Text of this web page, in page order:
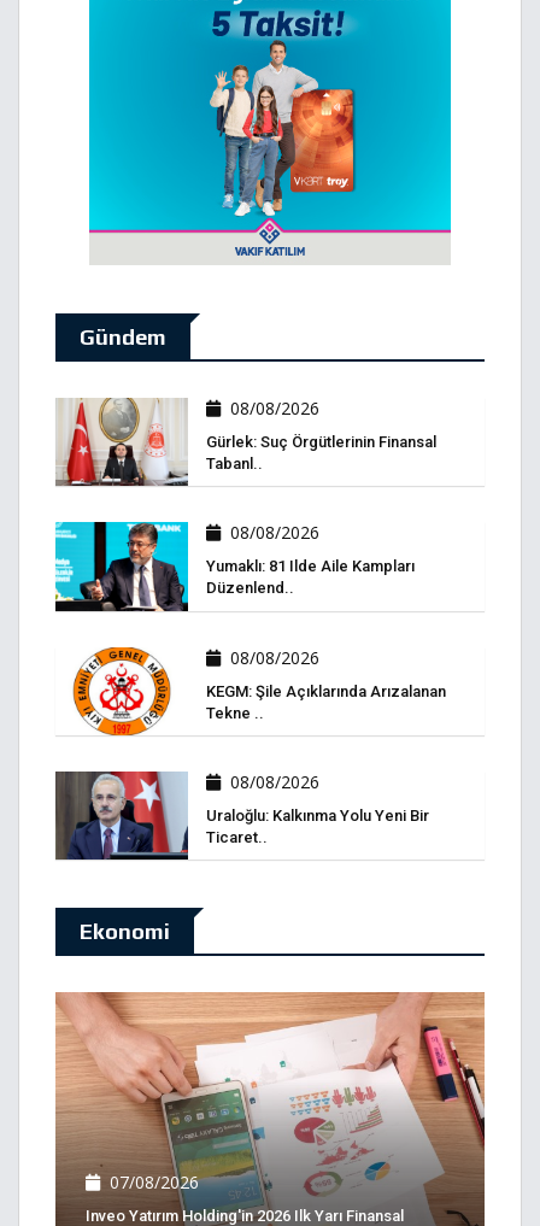
Gündem
08/08/2026
Gürlek: Suç Örgütlerinin Finansal
Tabanl..
08/08/2026
Yumaklı: 81 Ilde Aile Kampları
Düzenlend..
08/08/2026
KEGM: Şile Açıklarında Arızalanan
Tekne ..
08/08/2026
Uraloğlu: Kalkınma Yolu Yeni Bir
Ticaret..
Ekonomi
07/08/2026
Inveo Yatırım Holding'in 2026 Ilk Yarı Finansal